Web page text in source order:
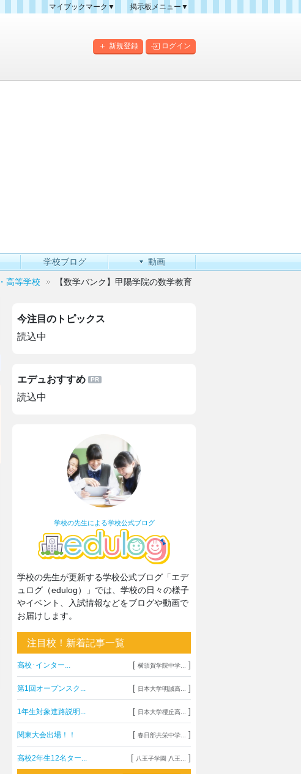
マイブックマーク▼
掲示板メニュー▼
掲示板マップ
新規登録 ログイン
学校ブログ 動画
高等学校 【数学バンク】甲陽学院の数学教育【理一首席】
今注目のトピックス
読込中
エデュおすすめ
読込中
学校の先生による学校公式ブログ
学校の先生が更新する学校公式ブログ「エデ
ュログ（edulog）」では、学校の日々の様子
やイベント、入試情報などをブログや動画で
お届けします。
注目校！新着記事一覧
高校･インター... [ 横須賀学院中学... ]
第1回オープンスク... [ 日本大学明誠高... ]
1年生対象進路説明... [ 日本大学櫻丘高... ]
関東大会出場！！ [ 春日部共栄中学... ]
高校2年生12名ター... [ 八王子学園 八王... ]